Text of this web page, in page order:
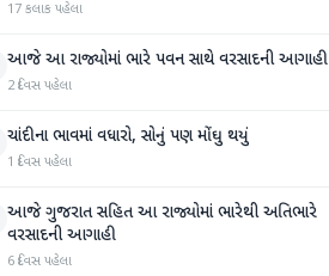
17 કલાક પહેલા
આજે આ રાજ્યોમાં ભારે પવન સાથે વરસાદની આગાહી
2 દિવસ પહેલા
ચાંદીના ભાવમાં વધારો, સોનું પણ મોંઘુ થયું
1 દિવસ પહેલા
આજે ગુજરાત સહિત આ રાજ્યોમાં ભારેથી અતિભારે
વરસાદની આગાહી
6 દિવસ પહેલા